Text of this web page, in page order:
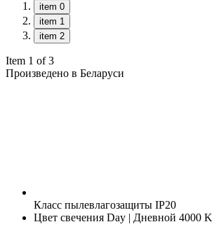
item 0
item 1
item 2
Item 1 of 3
Произведено в Беларуси
Класс пылевлагозащиты IP20
Цвет свечения Day | Дневной 4000 K